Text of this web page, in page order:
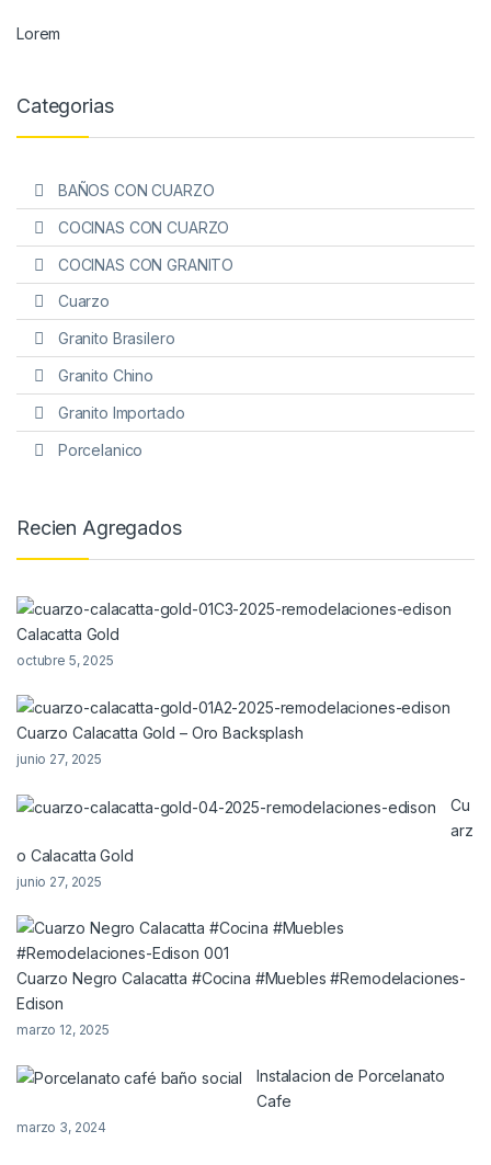
Lorem
Categorias
BAÑOS CON CUARZO
COCINAS CON CUARZO
COCINAS CON GRANITO
Cuarzo
Granito Brasilero
Granito Chino
Granito Importado
Porcelanico
Recien Agregados
Calacatta Gold
octubre 5, 2025
Cuarzo Calacatta Gold – Oro Backsplash
junio 27, 2025
Cu
arz
o Calacatta Gold
junio 27, 2025
Cuarzo Negro Calacatta #Cocina #Muebles #Remodelaciones-
Edison
marzo 12, 2025
Instalacion de Porcelanato
Cafe
marzo 3, 2024